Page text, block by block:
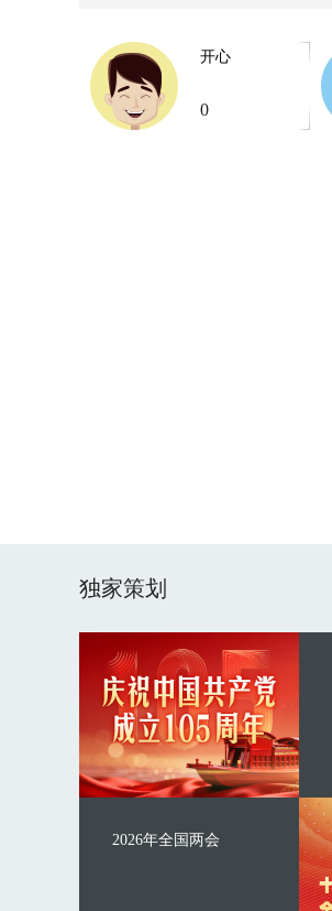
开心
0
独家策划
2026年全国两会